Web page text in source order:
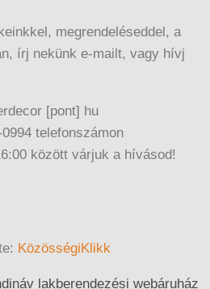
megrendeléseddel, a
írj nekünk e-mailt, vagy hívj
[pont] hu
telefonszámon
között várjuk a hívásod!
KözösségiKlikk
lakberendezési webáruház